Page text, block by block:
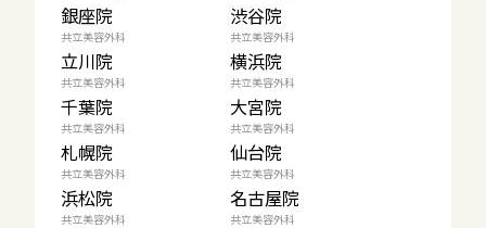
銀座院 渋谷院
共立美容外科
立川院
共立美容外科
横浜院
共立美容外科
千葉院
共立美容外科
大宮院
共立美容外科
札幌院
共立美容外科
仙台院
共立美容外科
浜松院
共立美容外科
名古屋院
共立美容外科 共立美容外科